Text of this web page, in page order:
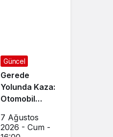
Güncel
Gerede
Yolunda Kaza:
Otomobil
Hurdaya
Döndü
7 Ağustos
2026 - Cum -